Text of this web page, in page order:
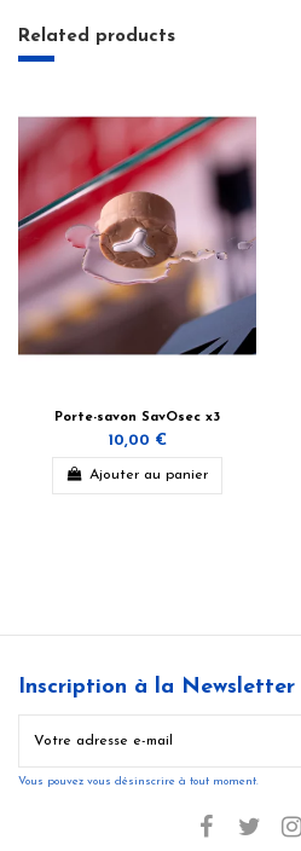
Related products
Porte-savon SavOsec x3
10,00 €
Ajouter au panier
Inscription à la Newsletter
Vous pouvez vous désinscrire à tout moment.